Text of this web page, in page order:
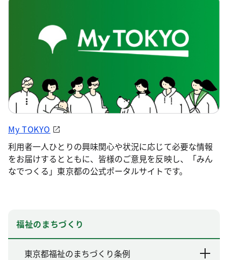
My TOKYO
利用者一人ひとりの興味関心や状況に応じて必要な情報
をお届けするとともに、皆様のご意見を反映し、「みん
なでつくる」東京都の公式ポータルサイトです。
福祉のまちづくり
東京都福祉のまちづくり条例